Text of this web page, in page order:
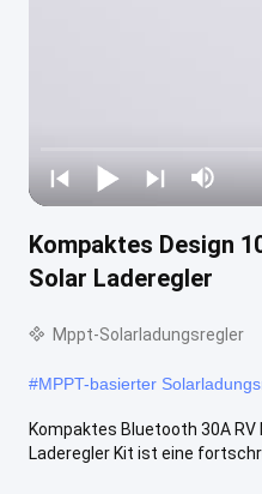
Kompaktes Design
Solar Laderegler
Mppt-Solarladungsregler
#MPPT-basierter
Kompaktes Bluetooth 30A RV
Laderegler Kit ist eine